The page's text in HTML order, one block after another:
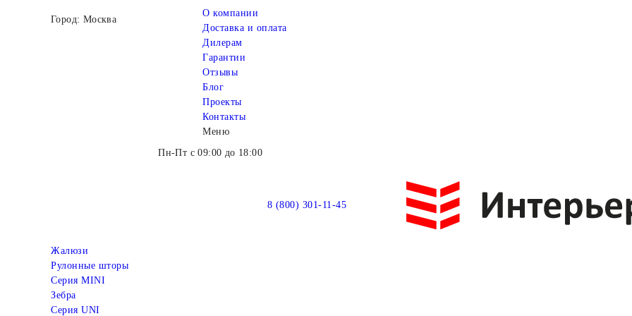
Город: Москва
О компании
Доставка и оплата
Дилерам
Гарантии
Отзывы
Блог
Проекты
Контакты
Меню
Пн-Пт с 09:00 до 18:00
8 (800) 301-11-45
Жалюзи
Рулонные шторы
Серия MINI
Зебра
Серия UNI